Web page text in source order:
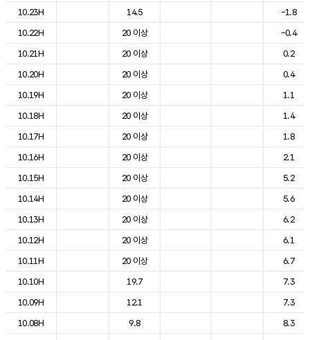
10.23H
14.5
-1.8
10.22H
20 이상
-0.4
10.21H
20 이상
0.2
10.20H
20 이상
0.4
10.19H
20 이상
1.1
10.18H
20 이상
1.4
10.17H
20 이상
1.8
10.16H
20 이상
2.1
10.15H
20 이상
5.2
10.14H
20 이상
5.6
10.13H
20 이상
6.2
10.12H
20 이상
6.1
10.11H
20 이상
6.7
10.10H
19.7
7.3
10.09H
12.1
7.3
10.08H
9.8
8.3